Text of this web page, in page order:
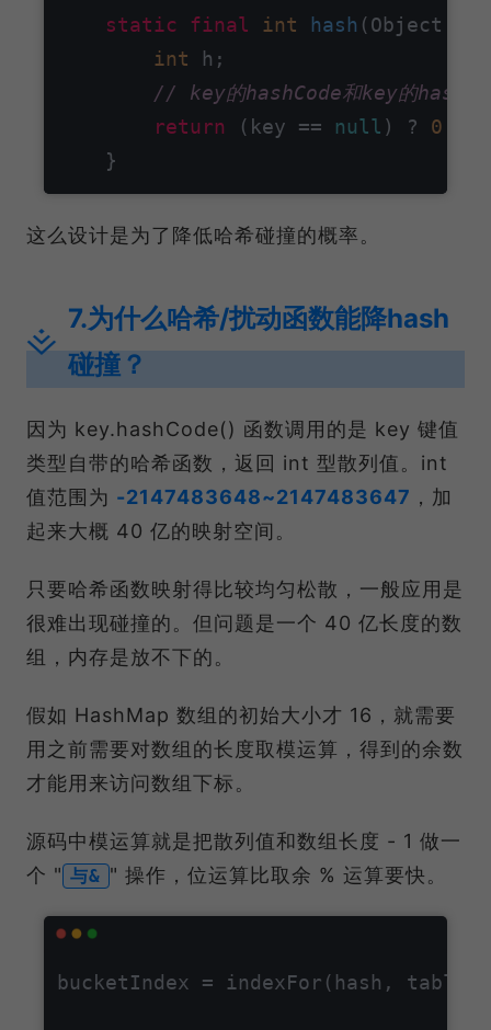
static final int hash (Object
int h;
// key的hashCode和key的
return (key == null ) ? 0
这么设计是为了降低哈希碰撞的概率。
7.为什么哈希/扰动函数能降hash
碰撞？
因为 key.hashCode() 函数调用的是 key 键值
类型自带的哈希函数，返回 int 型散列值。int
值范围为 -2147483648~2147483647 ，加
起来大概 40 亿的映射空间。
只要哈希函数映射得比较均匀松散，一般应用是
很难出现碰撞的。但问题是一个 40 亿长度的数
组，内存是放不下的。
假如 HashMap 数组的初始大小才 16，就需要
用之前需要对数组的长度取模运算，得到的余数
才能用来访问数组下标。
源码中模运算就是把散列值和数组长度 - 1 做一
个 " 与& " 操作，位运算比取余 % 运算要快。
bucketIndex = indexFor(hash,